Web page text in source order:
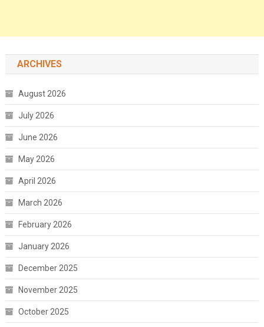
ARCHIVES
August 2026
July 2026
June 2026
May 2026
April 2026
March 2026
February 2026
January 2026
December 2025
November 2025
October 2025